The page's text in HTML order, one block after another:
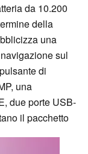
da 10.200
della
una
sul
di
una
due porte USB-
il pacchetto